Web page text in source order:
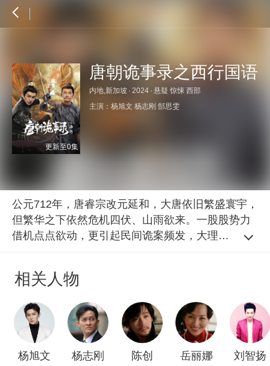
更新至0集
唐朝诡事录之西行国语
内地,新加坡 · 2024 · 悬疑 惊悚 西部
主演： 杨旭文 杨志刚 郜思雯
公元712年，唐睿宗改元延和，大唐依旧繁盛寰宇，
但繁华之下依然危机四伏、山雨欲来。一股股势力
借机点点欲动，更引起民间诡案频发，大理寺少卿
相关人物
杨旭文 杨志刚 陈创 岳丽娜 刘智扬